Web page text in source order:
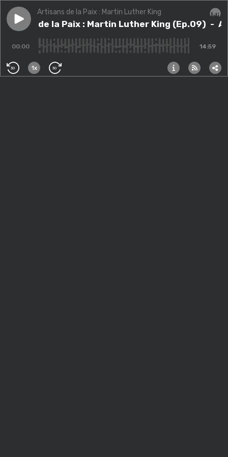
Play episodeArtisans de la Paix : Martin Luther King (Ep.09)
Artisans de la Paix : Martin Luther King
de la Paix : Martin Luther King (Ep.09) -
00:00 14:59
30 1x 30